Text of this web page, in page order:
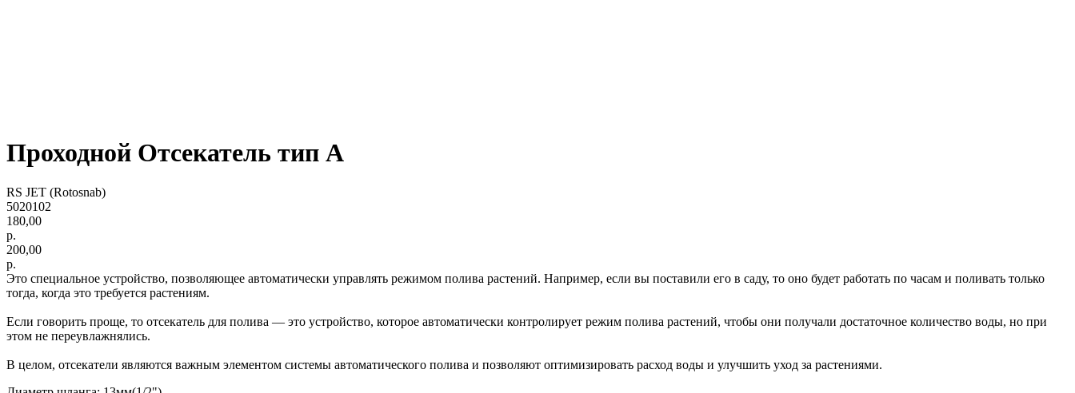
Проходной Отсекатель тип А
RS JET (Rotosnab)
5020102
180,00
р.
200,00
р.
Это специальное устройство, позволяющее автоматически управлять режимом полива растений. Например, если вы поставили его в саду, то оно будет работать по часам и поливать только
тогда, когда это требуется растениям.
Если говорить проще, то отсекатель для полива — это устройство, которое автоматически контролирует режим полива растений, чтобы они получали достаточное количество воды, но при
этом не переувлажнялись.
В целом, отсекатели являются важным элементом системы автоматического полива и позволяют оптимизировать расход воды и улучшить уход за растениями.